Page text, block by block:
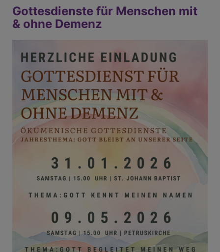
Gottesdienste für Menschen mit
& ohne Demenz